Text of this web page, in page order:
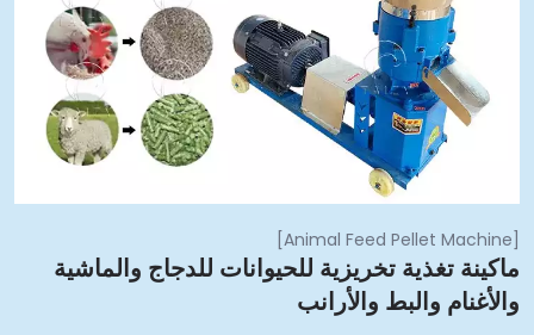
Animal Feed Pellet Machine
]
تغذية تخريزية للحيوانات للدجاج والماشية
والبط والأرانب